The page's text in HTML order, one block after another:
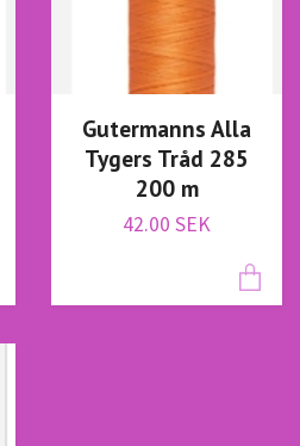
Gutermanns Alla
Tygers Tråd 285
200 m
42.00 SEK